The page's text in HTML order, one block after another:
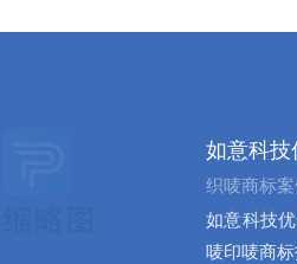
如意科技
织唛商标案
如意科技
唛印唛商标